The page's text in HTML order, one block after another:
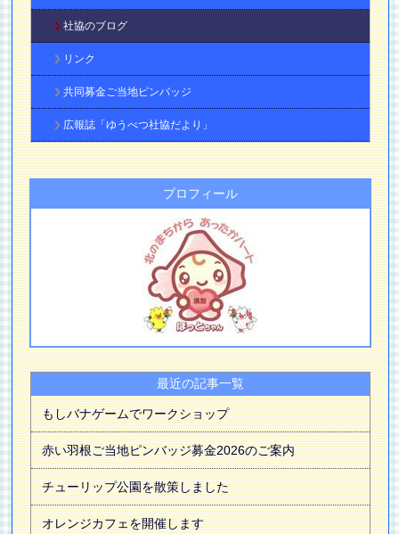
社協のブログ
リンク
共同募金ご当地ピンバッジ
広報誌「ゆうべつ社協だより」
プロフィール
最近の記事一覧
もしバナゲームでワークショップ
赤い羽根ご当地ピンバッジ募金2026のご案内
チューリップ公園を散策しました
オレンジカフェを開催します